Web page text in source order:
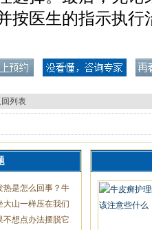
按医生的指示执行
列表
热是怎么回事？牛
大山一样压在我们
不想点办法摆脱它